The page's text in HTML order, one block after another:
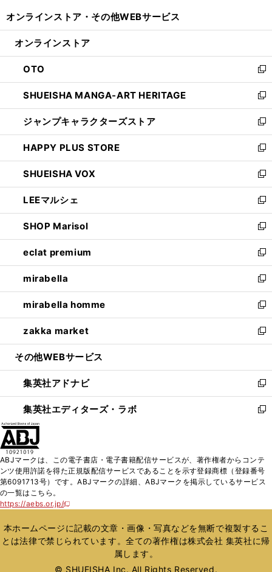
開
ン
ウ
で
開
く
ウ
ン
ド
ウ
で
開
く
オンラインストア・ その他WEBサービス
オンラインストア
OTO
新
し
い
ウ
ィ
ン
ド
ウ
で
開
く
SHUEISHA MANGA-ART HERITAGE
新
し
い
ウ
ィ
ン
ド
ウ
で
開
く
ジャンプキャラクターズストア
新
し
い
ウ
ィ
ン
ド
ウ
で
開
く
HAPPY PLUS STORE
新
し
い
ウ
ィ
ン
ド
ウ
で
開
く
SHUEISHA VOX
新
し
い
ウ
ィ
ン
ド
ウ
で
開
く
LEEマルシェ
新
し
い
ウ
ィ
ン
ド
ウ
で
開
く
SHOP Marisol
新
し
い
ウ
ィ
ン
ド
ウ
で
開
eclat premium
新
し
い
ウ
ィ
ン
ド
ウ
開
く
mirabella
新
し
い
ウ
ィ
ン
ウ
で
開
く
mirabella homme
新
し
い
ウ
ン
ド
ウ
で
zakka market
新
し
ウ
ィ
ン
ド
く
その他WEBサービス
集英社アドナビ
新
し
い
ド
ウ
で
集英社エディターズ・ラボ
新
ィ
ン
ド
開
く
ABJマークは、この電子書店・電子書籍配信サービスが、著作権者からコンテ
ンツ使用許諾を得た正規版配信サービスであることを示す登録商標（登録番号
第6091713号）です。ABJマークの詳細、ABJマークを掲示しているサービス
の一覧はこちら。
https://aebs.or.jp/
新
い
ウ
ィ
本ホームページに記載の文章・画像・写真などを無断で複製するこ
とは法律で禁じられています。全ての著作権は株式会社 集英社に帰
属します。
© SHUEISHA Inc. All Rights Reserved.